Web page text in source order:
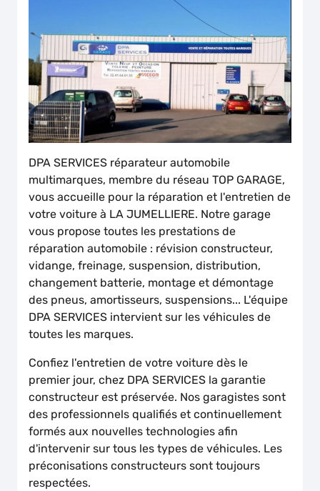
DPA SERVICES réparateur automobile
multimarques, membre du réseau TOP GARAGE,
vous accueille pour la réparation et l'entretien de
votre voiture à LA JUMELLIERE. Notre garage
vous propose toutes les prestations de
réparation automobile : révision constructeur,
vidange, freinage, suspension, distribution,
changement batterie, montage et démontage
des pneus, amortisseurs, suspensions... L'équipe
DPA SERVICES intervient sur les véhicules de
toutes les marques.
Confiez l'entretien de votre voiture dès le
premier jour, chez DPA SERVICES la garantie
constructeur est préservée. Nos garagistes sont
des professionnels qualifiés et continuellement
formés aux nouvelles technologies afin
d'intervenir sur tous les types de véhicules. Les
préconisations constructeurs sont toujours
respectées.